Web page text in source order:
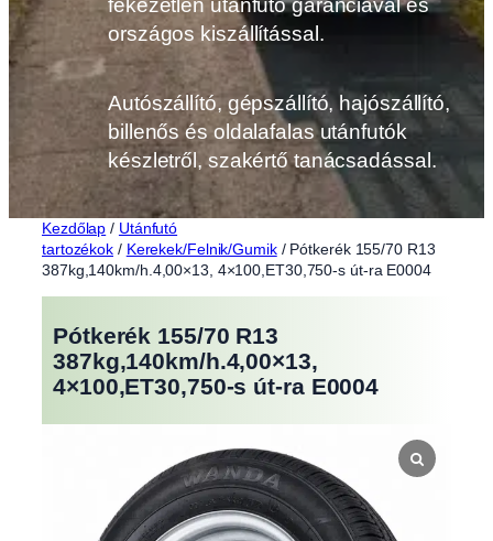
fékezetlen utánfutó garanciával és
országos kiszállítással.
Autószállító, gépszállító, hajószállító,
billenős és oldalafalas utánfutók
készletről, szakértő tanácsadással.
Kezdőlap / Utánfutó
tartozékok / Kerekek/Felnik/Gumik/ Pótkerék 155/70 R13
387kg,140km/h.4,00×13, 4×100,ET30,750-s út-ra E0004
Pótkerék 155/70 R13
387kg,140km/h.4,00×13,
4×100,ET30,750-s út-ra E0004